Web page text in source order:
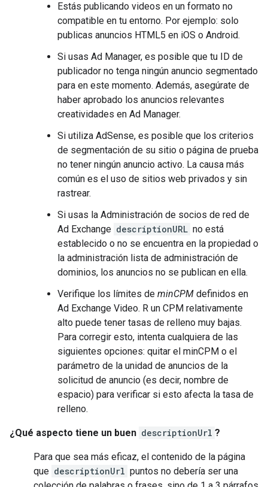
Estás publicando videos en un formato no
compatible en tu entorno. Por ejemplo: solo
publicas anuncios HTML5 en iOS o Android.
Si usas Ad Manager, es posible que tu ID de
publicador no tenga ningún anuncio segmentado
para en este momento. Además, asegúrate de
haber aprobado los anuncios relevantes
creatividades en Ad Manager.
Si utiliza AdSense, es posible que los criterios
de segmentación de su sitio o página de prueba
no tener ningún anuncio activo. La causa más
común es el uso de sitios web privados y sin
rastrear.
Si usas la Administración de socios de red de
Ad Exchange descriptionURL no está
establecido o no se encuentra en la propiedad o
la administración lista de administración de
dominios, los anuncios no se publican en ella.
Verifique los límites de minCPM definidos en
Ad Exchange Video. R un CPM relativamente
alto puede tener tasas de relleno muy bajas.
Para corregir esto, intenta cualquiera de las
siguientes opciones: quitar el minCPM o el
parámetro de la unidad de anuncios de la
solicitud de anuncio (es decir, nombre de
espacio) para verificar si esto afecta la tasa de
relleno.
¿Qué aspecto tiene un buen descriptionUrl ?
Para que sea más eficaz, el contenido de la página
que descriptionUrl puntos no debería ser una